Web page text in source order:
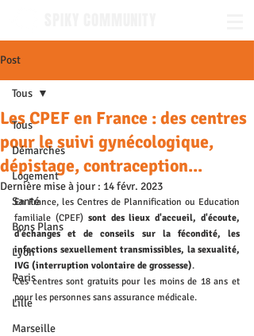
Post
Tous
Démarches
Logement
Santé
Bons Plans
Lyon
Paris
Lille
Marseille
Tous
Les CPEF en France : des centres
pour le suivi gynécologique,
dépistage, contraception...
Dernière mise à jour : 14 févr. 2023
En France, les Centres de Plannification ou Education
familiale (CPEF) sont des lieux d'accueil, d'écoute,
d'échanges et de conseils sur la fécondité, les
infections sexuellement transmissibles, la sexualité,
IVG (interruption volontaire de grossesse).
Ces centres sont gratuits pour les moins de 18 ans et
pour les personnes sans assurance médicale.